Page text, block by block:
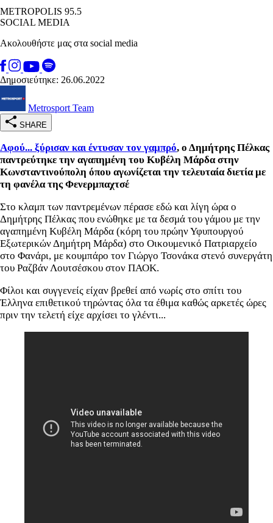
METROPOLIS 95.5
SOCIAL MEDIA
Ακολουθήστε μας στα social media
Δημοσιεύτηκε: 26.06.2022
Metrosport Team
SHARE
Αφού... ξύρισαν και έντυσαν τον γαμπρό, ο Δημήτρης Πέλκας
παντρεύτηκε την αγαπημένη του Κυβέλη Μάρδα στην
Κωνσταντινούπολη όπου αγωνίζεται την τελευταία διετία με
τη φανέλα της Φενερμπαχτσέ
Στο κλαμπ των παντρεμένων πέρασε εδώ και λίγη ώρα ο
Δημήτρης Πέλκας που ενώθηκε με τα δεσμά του γάμου με την
αγαπημένη Κυβέλη Μάρδα (κόρη του πρώην Υφυπουργού
Εξωτερικών Δημήτρη Μάρδα) στο Οικουμενικό Πατριαρχείο
στο Φανάρι, με κουμπάρο τον Γιώργο Τσονάκα στενό συνεργάτη
του Ραζβάν Λουτσέσκου στον ΠΑΟΚ.
Φίλοι και συγγενείς είχαν βρεθεί από νωρίς στο σπίτι του
Έλληνα επιθετικού τηρώντας όλα τα έθιμα καθώς αρκετές ώρες
πριν την τελετή είχε αρχίσει το γλέντι...